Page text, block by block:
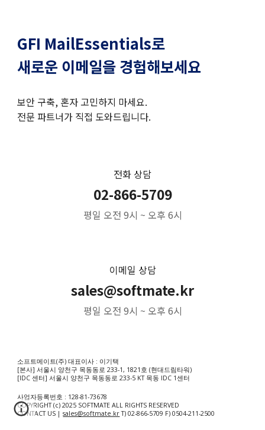
GFI MailEssentials로
새로운 이메일을경험해보세요
보안 구축, 혼자 고민하지 마세요.
전문 파트너가 직접 도와드립니다.
전화 상담
02-866-5709
평일 오전 9시 ~ 오후 6시
이메일 상담
sales@softmate.kr
평일 오전 9시 ~ 오후 6시
소프트메이트(주) 대표이사 : 이기택
[본사] 서울시 양천구 목동동로 233-1, 1821호 (현대드림타워)
[IDC 센터] 서울시 양천구 목동동로 233-5 KT 목동 IDC 1센터
사업자등록번호 : 128-81-73678
COPYRIGHT (c) 2025 SOFTMATE ALL RIGHTS RESERVED
CONTACT US |sales@softmate.krT) 02-866-5709 F) 0504-211-2500